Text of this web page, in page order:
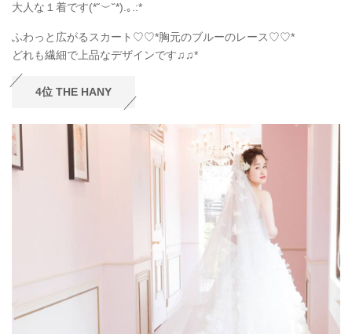
大人な１着です(*˘︶˘*).｡.:*
ふわっと広がるスカート♡♡*胸元のブルーのレース♡♡*
どれも繊細で上品なデザインです♫♫*
4位 THE HANY